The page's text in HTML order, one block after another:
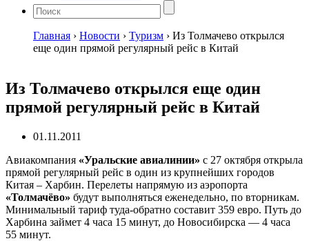
Главная › Новости › Туризм › Из Толмачево открылся
еще один прямой регулярный рейс в Китай
Из Толмачево открылся еще один
прямой регулярный рейс в Китай
01.11.2011
Авиакомпания «Уральские авиалинии» с 27 октября открыла
прямой регулярный рейс в один из крупнейших городов
Китая – Харбин. Перелеты напрямую из аэропорта
«Толмачёво» будут выполняться еженедельно, по вторникам.
Минимальный тариф туда-обратно составит 359 евро. Путь до
Харбина займет 4 часа 15 минут, до Новосибирска — 4 часа
55 минут.